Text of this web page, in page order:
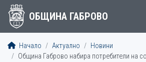
ОБЩИНА ГАБРОВО
Начало Актуално
Новини
Община Габрово набира потребители на